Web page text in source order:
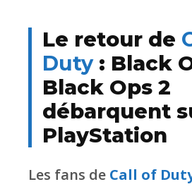
Le retour de
Duty: Black
Black Ops 2
débarquent
PlayStation
Les fans de Call of